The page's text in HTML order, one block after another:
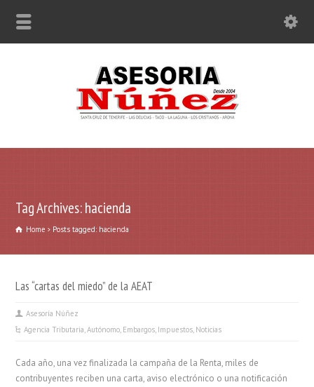
Tag Archives: hacienda
Home Posts tagged: hacienda
Las “cartas del miedo” de la AEAT
Asesoría Núñez
Agencia Tributaria,Autónomo, Embargos, Impuestos, Noticias
Cada año, una vez finalizada la campaña de la Renta, miles de
contribuyentes reciben una carta, aviso electrónico o una notificación